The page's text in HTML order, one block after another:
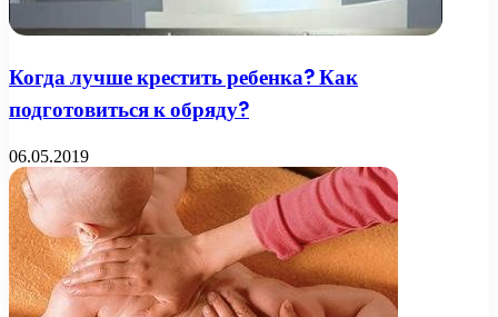
Когда лучше крестить ребенка? Как
подготовиться к обряду?
06.05.2019